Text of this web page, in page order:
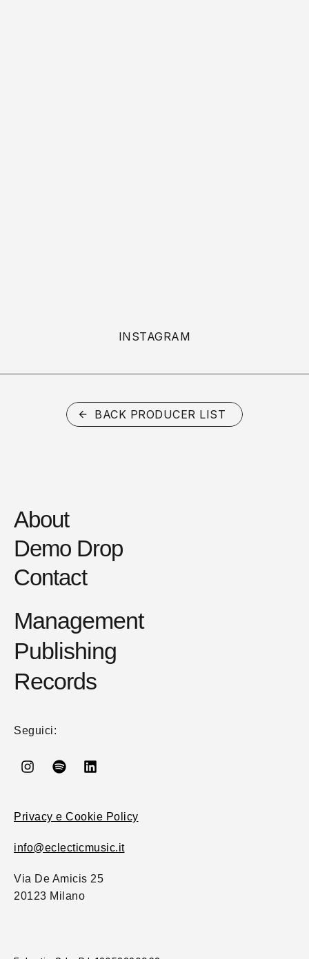
INSTAGRAM
BACK PRODUCER LIST
About
Demo Drop
Contact
Management
Publishing
Records
Seguici:
Privacy e Cookie Policy
info@eclecticmusic.it
Via De Amicis 25
20123 Milano